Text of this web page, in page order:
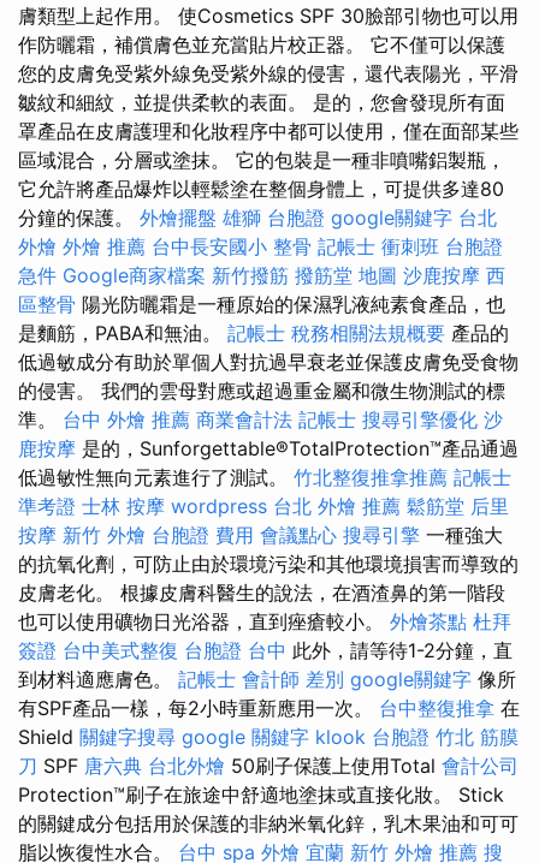
膚類型上起作用。 使Cosmetics SPF 30臉部引物也可以用
作防曬霜，補償膚色並充當貼片校正器。 它不僅可以保護
您的皮膚免受紫外線免受紫外線的侵害，還代表陽光，平滑
皺紋和細紋，並提供柔軟的表面。 是的，您會發現所有面
罩產品在皮膚護理和化妝程序中都可以使用，僅在面部某些
區域混合，分層或塗抹。 它的包裝是一種非噴嘴鋁製瓶，
它允許將產品爆炸以輕鬆塗在整個身體上，可提供多達80
分鐘的保護。 外燴擺盤 雄獅 台胞證 google關鍵字 台北
外燴 外燴 推薦 台中長安國小 整骨 記帳士 衝刺班 台胞證
急件 Google商家檔案 新竹撥筋 撥筋堂 地圖 沙鹿按摩 西
區整骨 陽光防曬霜是一種原始的保濕乳液純素食產品，也
是麵筋，PABA和無油。 記帳士 稅務相關法規概要 產品的
低過敏成分有助於單個人對抗過早衰老並保護皮膚免受食物
的侵害。 我們的雲母對應或超過重金屬和微生物測試的標
準。 台中 外燴 推薦 商業會計法 記帳士 搜尋引擎優化 沙
鹿按摩 是的，Sunforgettable®TotalProtection™產品通過
低過敏性無向元素進行了測試。 竹北整復推拿推薦 記帳士
準考證 士林 按摩 wordpress 台北 外燴 推薦 鬆筋堂 后里
按摩 新竹 外燴 台胞證 費用 會議點心 搜尋引擎 一種強大
的抗氧化劑，可防止由於環境污染和其他環境損害而導致的
皮膚老化。 根據皮膚科醫生的說法，在酒渣鼻的第一階段
也可以使用礦物日光浴器，直到痤瘡較小。 外燴茶點 杜拜
簽證 台中美式整復 台胞證 台中 此外，請等待1-2分鐘，直
到材料適應膚色。 記帳士 會計師 差別 google關鍵字 像所
有SPF產品一樣，每2小時重新應用一次。 台中整復推拿 在
Shield 關鍵字搜尋 google 關鍵字 klook 台胞證 竹北 筋膜
刀 SPF 唐六典 台北外燴 50刷子保護上使用Total 會計公司
Protection™刷子在旅途中舒適地塗抹或直接化妝。 Stick
的關鍵成分包括用於保護的非納米氧化鋅，乳木果油和可可
脂以恢復性水合。 台中 spa 外燴 宜蘭 新竹 外燴 推薦 搜